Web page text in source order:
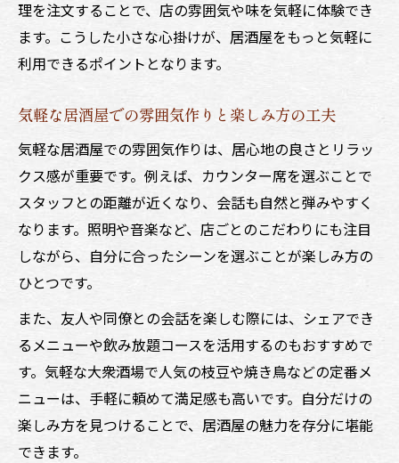
居酒屋での会話を気軽に楽しむための配慮
とは
手軽な居酒屋選びで満足度を高めるコツ
アップ
気軽に入れる居酒屋の特徴と選び方のポイ
ント
居酒屋メニューや口コミを活用した選び方
のコツ
手軽な居酒屋を見極める基準とチェックポ
イント
気軽に通える居酒屋で後悔しない選択術と
は
最初の注文が大事な居酒屋マナー入門
居酒屋での最初の注文が快適な体験を生む
理由
理を注文することで、店の雰囲気や味を気軽に体験でき
ます。こうした小さな心掛けが、居酒屋をもっと気軽に
利用できるポイントとなります。
気軽な居酒屋での雰囲気作りと楽しみ方の工夫
気軽な居酒屋での雰囲気作りは、居心地の良さとリラッ
クス感が重要です。例えば、カウンター席を選ぶことで
スタッフとの距離が近くなり、会話も自然と弾みやすく
なります。照明や音楽など、店ごとのこだわりにも注目
しながら、自分に合ったシーンを選ぶことが楽しみ方の
ひとつです。
また、友人や同僚との会話を楽しむ際には、シェアでき
るメニューや飲み放題コースを活用するのもおすすめで
す。気軽な大衆酒場で人気の枝豆や焼き鳥などの定番メ
ニューは、手軽に頼めて満足感も高いです。自分だけの
楽しみ方を見つけることで、居酒屋の魅力を存分に堪能
できます。